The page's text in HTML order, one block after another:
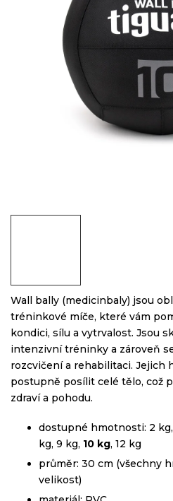
Wall bally (medicinbaly) jsou
tréninkové míče, které vám
kondici, sílu a vytrvalost. Jsou
intenzivní tréninky a zároveň
rozcvičení a rehabilitaci. Jejich
postupně posílit celé tělo, což
zdraví a pohodu.
dostupné hmotnosti: 2 kg,
kg, 9 kg, 10 kg, 12 kg
průměr: 30 cm (všechny
velikost)